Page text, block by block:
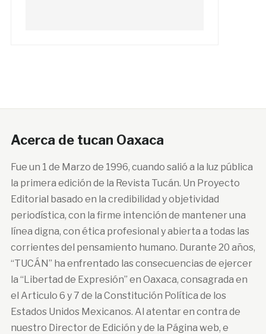
Acerca de tucan Oaxaca
Fue un 1 de Marzo de 1996, cuando salió a la luz pública
la primera edición de la Revista Tucán. Un Proyecto
Editorial basado en la credibilidad y objetividad
periodística, con la firme intención de mantener una
línea digna, con ética profesional y abierta a todas las
corrientes del pensamiento humano. Durante 20 años,
“TUCÁN” ha enfrentado las consecuencias de ejercer
la “Libertad de Expresión” en Oaxaca, consagrada en
el Articulo 6 y 7 de la Constitución Política de los
Estados Unidos Mexicanos. Al atentar en contra de
nuestro Director de Edición y de la Página web, e